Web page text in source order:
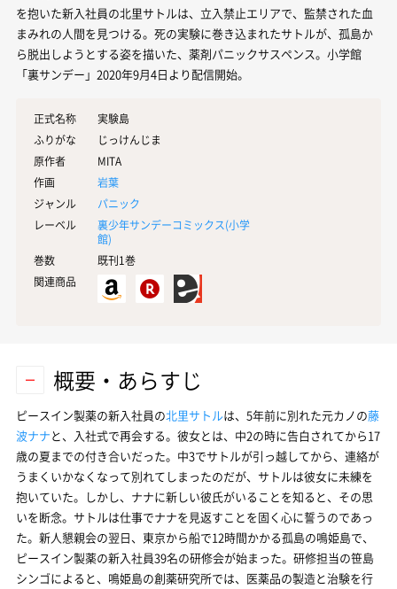
を抱いた新入社員の北里サトルは、立入禁止エリアで、監禁された血
まみれの人間を見つける。死の実験に巻き込まれたサトルが、孤島か
ら脱出しようとする姿を描いた、薬剤パニックサスペンス。小学館
「裏サンデー」2020年9月4日より配信開始。
正式名称
実験島
ふりがな
じっけんじま
原作者
MITA
作画
岩葉
ジャンル
パニック
レーベル
裏少年サンデーコミックス(小学
館)
巻数
既刊1巻
関連商品
概要・あらすじ
ピースイン製薬の新入社員の北里サトルは、5年前に別れた元カノの藤
波ナナと、入社式で再会する。彼女とは、中2の時に告白されてから17
歳の夏までの付き合いだった。中3でサトルが引っ越してから、連絡が
うまくいかなくなって別れてしまったのだが、サトルは彼女に未練を
抱いていた。しかし、ナナに新しい彼氏がいることを知ると、その思
いを断念。サトルは仕事でナナを見返すことを固く心に誓うのであっ
た。新人懇親会の翌日、東京から船で12時間かかる孤島の鳴姫島で、
ピースイン製薬の新入社員39名の研修会が始まった。研修担当の笹島
シンゴによると、鳴姫島の創薬研究所では、医薬品の製造と治験を行